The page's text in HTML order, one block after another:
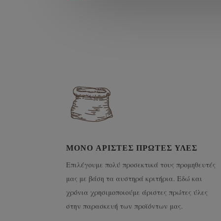
ΜΌΝΟ ΆΡΙΣΤΕΣ ΠΡΏΤΕΣ ΎΛΕΣ
Επιλέγουμε πολύ προσεκτικά τους προμηθευτές
μας με βάση τα αυστηρά κριτήρια. Εδώ και
χρόνια χρησιμοποιούμε άριστες πρώτες ύλες
στην παρασκευή των προϊόντων μας.